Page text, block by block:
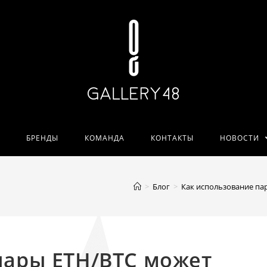
БРЕНДЫ КОМАНДА КОНТАКТЫ НОВОСТИ
> Блог > Как использование
ETH/BTC может